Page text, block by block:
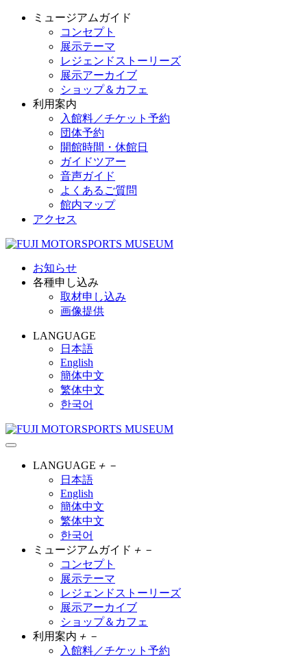
ミュージアムガイド
コンセプト
展示テーマ
レジェンドストーリーズ
展示アーカイブ
ショップ＆カフェ
利用案内
入館料／チケット予約
団体予約
開館時間・休館日
ガイドツアー
音声ガイド
よくあるご質問
館内マップ
アクセス
お知らせ
各種申し込み
取材申し込み
画像提供
LANGUAGE
日本語
English
簡体中文
繁体中文
한국어
LANGUAGE ＋ －
日本語
English
簡体中文
繁体中文
한국어
ミュージアムガイド ＋ －
コンセプト
展示テーマ
レジェンドストーリーズ
展示アーカイブ
ショップ＆カフェ
利用案内 ＋ －
入館料／チケット予約